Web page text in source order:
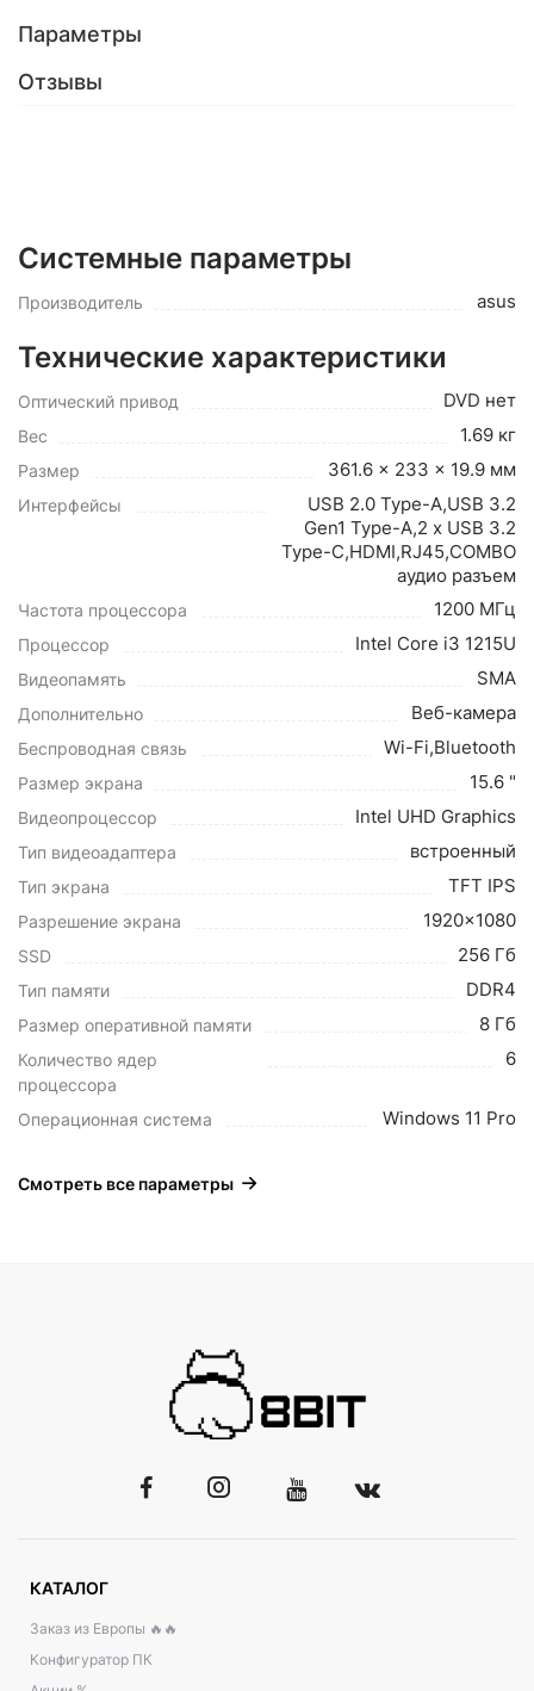
Параметры
Отзывы
Системные параметры
Производитель asus
Технические характеристики
Оптический привод DVD нет
Вес 1.69 кг
Размер 361.6 x 233 x 19.9 мм
Интерфейсы
USB 2.0 Type-A,USB 3.2
Gen1 Type-A,2 x USB 3.2
Type-C,HDMI,RJ45,COMBO
аудио разъем
Частота процессора 1200 МГц
Процессор Intel Core i3 1215U
Видеопамять SMA
Дополнительно Веб-камера
Беспроводная связь Wi-Fi,Bluetooth
Размер экрана 15.6 "
Видеопроцессор Intel UHD Graphics
Тип видеоадаптера встроенный
Тип экрана TFT IPS
Разрешение экрана 1920x1080
SSD 256 Гб
Тип памяти DDR4
Размер оперативной памяти 8 Гб
Количество ядер
процессора
6
Операционная система Windows 11 Pro
Смотреть все параметры
КАТАЛОГ
Заказ из Европы 🔥🔥
Конфигуратор ПК